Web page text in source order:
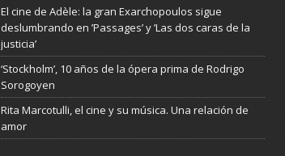
El cine de Adèle: la gran Exarchopoulos sigue
deslumbrando en ’Passages’ y ’Las dos caras de la
justicia’
‘Stockholm’, 10 años de la ópera prima de Rodrigo
Sorogoyen
Rita Marcotulli, el cine y su música. Una relación de
amor